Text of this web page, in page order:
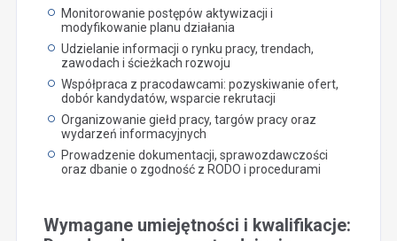
Monitorowanie postępów aktywizacji i
modyfikowanie planu działania
Udzielanie informacji o rynku pracy, trendach,
zawodach i ścieżkach rozwoju
Współpraca z pracodawcami: pozyskiwanie ofert,
dobór kandydatów, wsparcie rekrutacji
Organizowanie giełd pracy, targów pracy oraz
wydarzeń informacyjnych
Prowadzenie dokumentacji, sprawozdawczości
oraz dbanie o zgodność z RODO i procedurami
Wymagane umiejętności i kwalifikacje: